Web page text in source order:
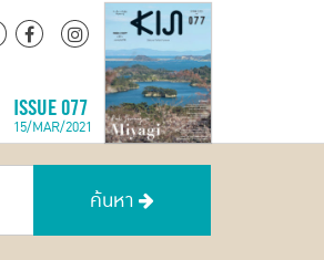
ISSUE 077
15/MAR/2021
ค้นหา